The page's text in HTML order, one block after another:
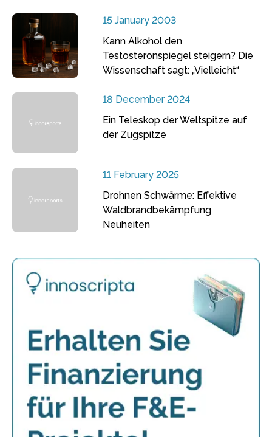
15 January 2003
Kann Alkohol den
Testosteronspiegel steigern? Die
Wissenschaft sagt: „Vielleicht“
18 December 2024
Ein Teleskop der Weltspitze auf
der Zugspitze
11 February 2025
Drohnen Schwärme: Effektive
Waldbrandbekämpfung
Neuheiten